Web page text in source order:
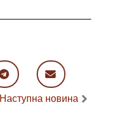
Наступна новина